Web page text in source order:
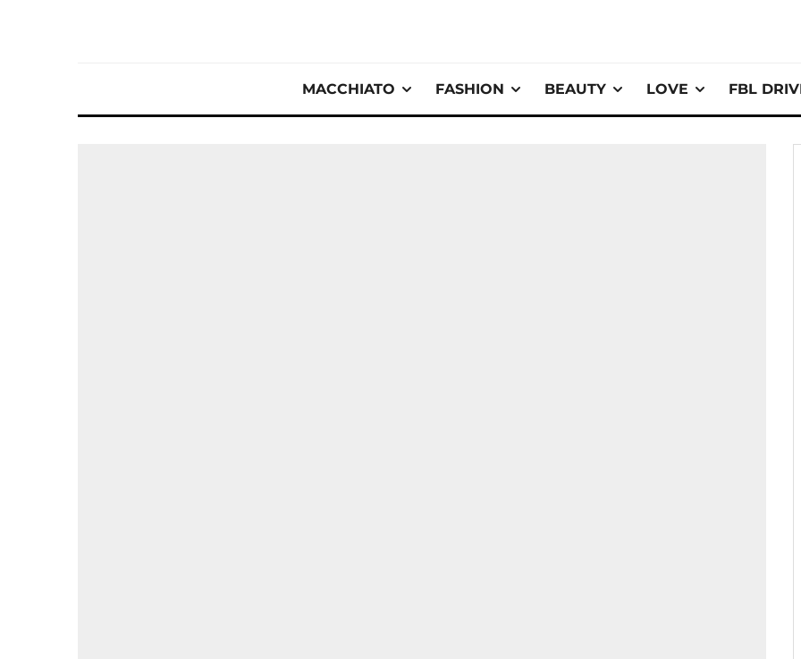
MACCHIATO FASHION BEAUTY LOVE FBL